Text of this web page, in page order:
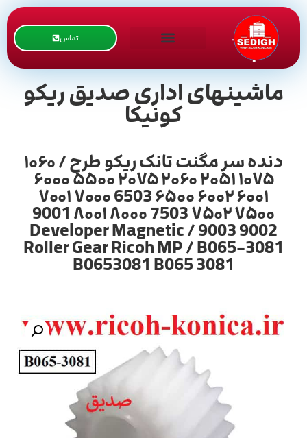
تماس
ماشینهای اداری صدیق ریکو
کونیکا
دنده سر مگنت تانک ریکو طرح / ۱۰۶۰
۱۰۷۵ ۲۰۵۱ ۲۰۶۰ ۲۰۷۵ ۵۵۰۰ ۶۰۰۰
۶۰۰۱ ۶۰۰۲ ۶۵۰۰ 6503 ۷۰۰۰ ۷۰۰۱
۷۵۰۰ ۷۵۰۲ 7503 ۸۰۰۰ ۸۰۰۱ 9001
9002 9003 / Developer Magnetic
Roller Gear Ricoh MP / B065-3081
B0653081 B065 3081